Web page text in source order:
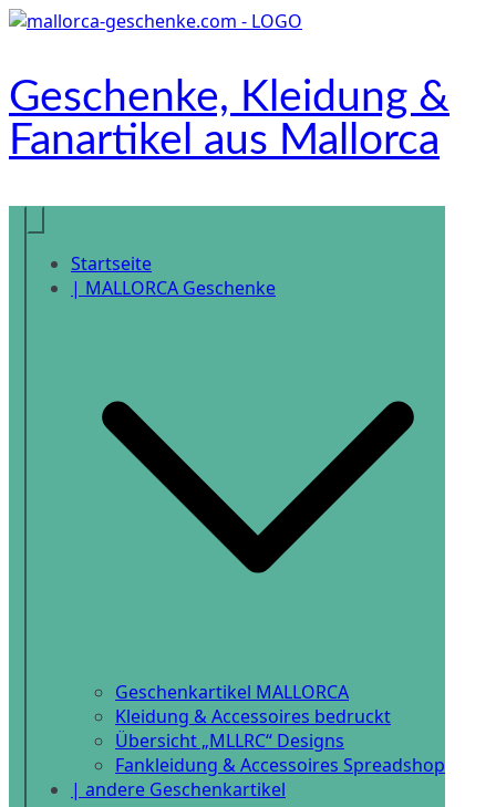
Zum
Geschenke, Kleidung &
Fanartikel aus Mallorca
Onlineshop
Startseite
| MALLORCA Geschenke
Geschenkartikel MALLORCA
Kleidung & Accessoires bedruckt
Übersicht „MLLRC“ Designs
Fankleidung & Accessoires Spreadshop
| andere Geschenkartikel